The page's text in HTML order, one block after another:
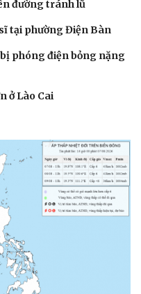
đường tránh lũ
tại phường Điện Bàn
phóng điện bỏng nặng
ở Lào Cai